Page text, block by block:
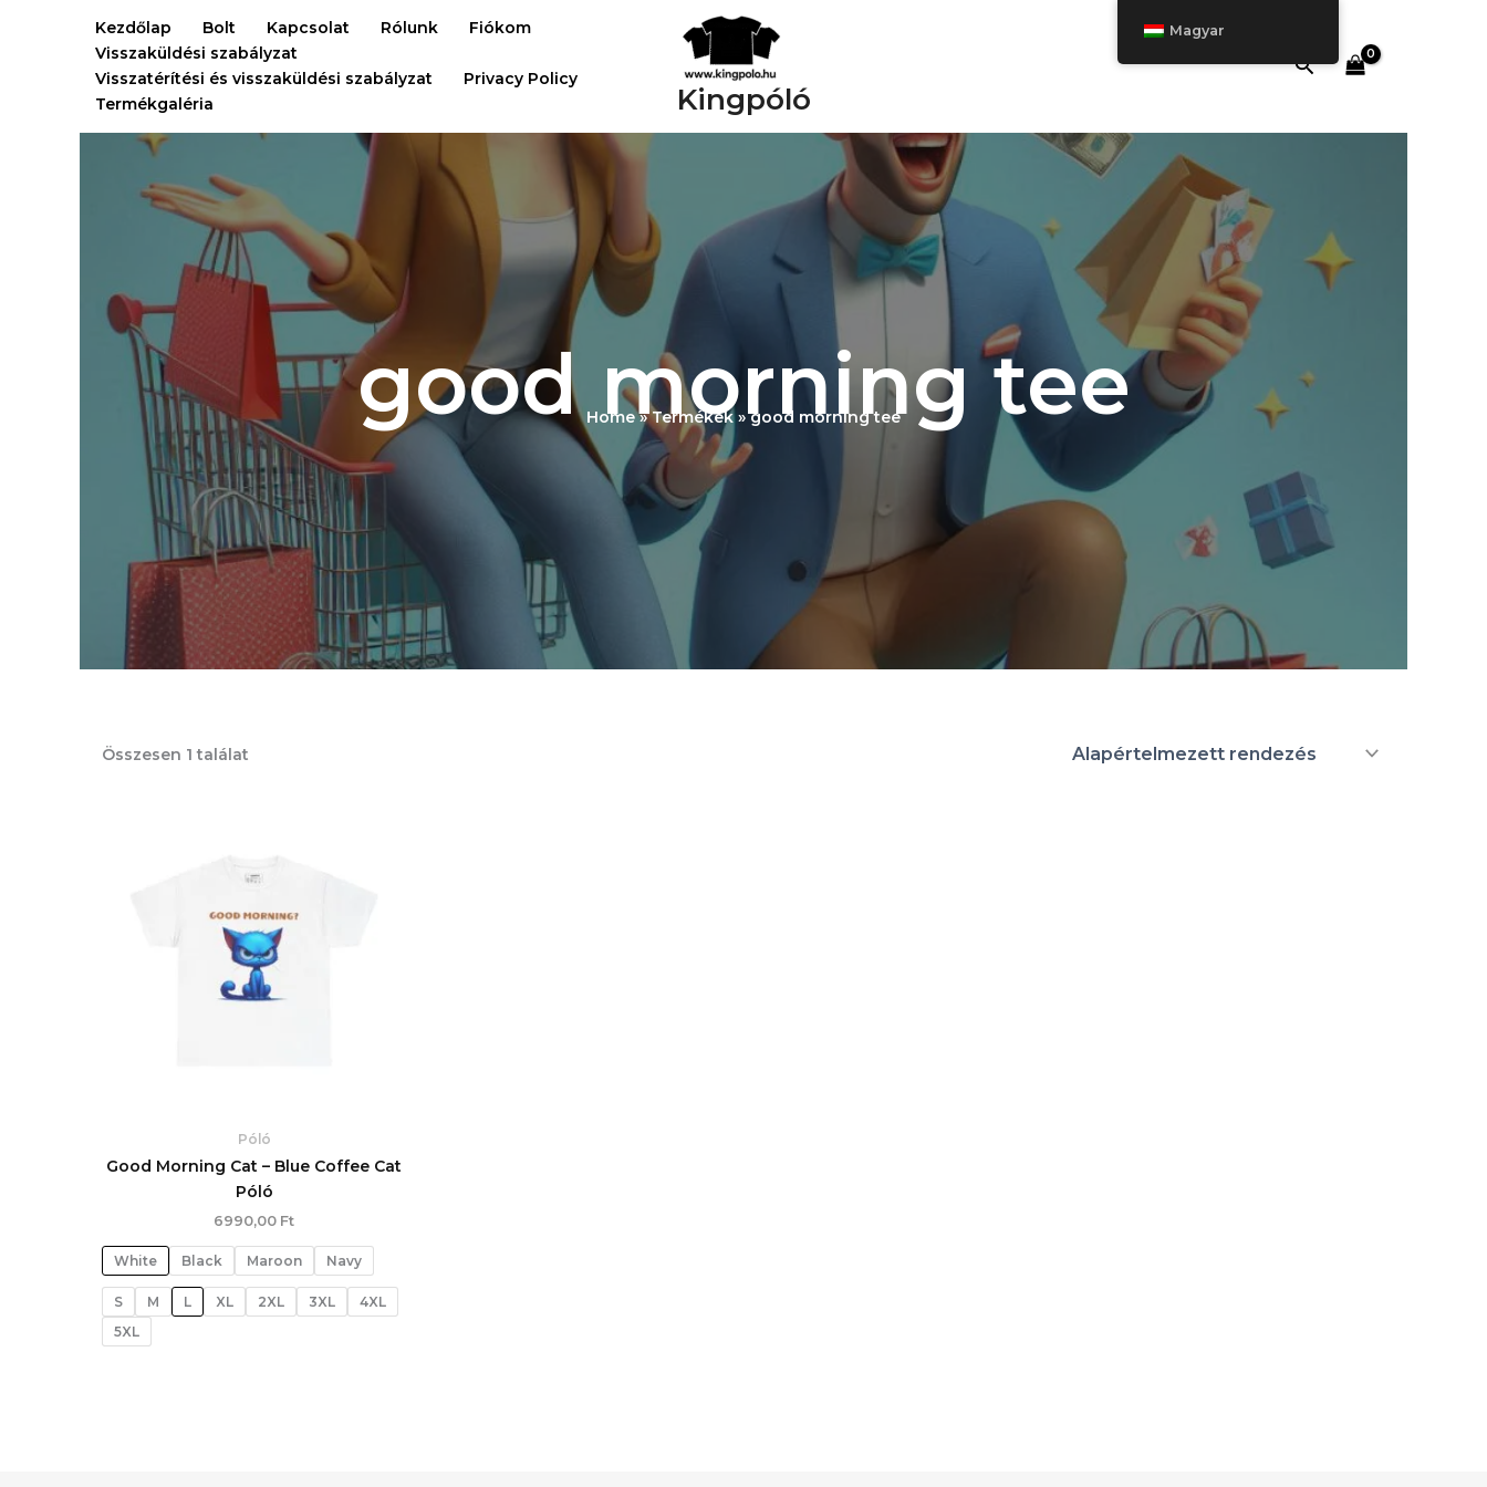
Kezdőlap Bolt Kapcsolat Rólunk
Fiókom
Visszaküldési szabályzat
Visszatérítési és visszaküldési szabályzat
Privacy Policy
Termékgaléria
Kingpóló
Keresés
good morning tee
Home Termékek good morning tee
Összesen 1 találat
Póló
Good Morning Cat – Blue Coffee Cat
Póló
6990,00 Ft
White Black Maroon Navy
S M L XL 2XL 3XL
4XL
5XL
Magyar